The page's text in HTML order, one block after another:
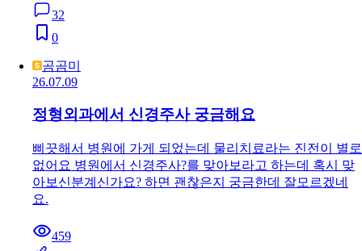
32
0
곰곰미
26.07.09
정형외과에서 신경주사 궁금해요
삐끗해서 병원에 가게 되었는데 물리치료라는 진전이 별로
없어요 병원에서 신경주사?를 맞아보라고 하는데 혹시 맞
아보신분계신가요? 하면 괜찮은지 궁금한데 잘모르겠네
요.
459